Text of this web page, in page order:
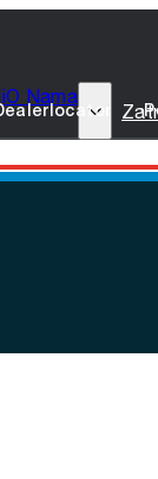
O Nama77 Lubricants
Održivost
Promo Artikli